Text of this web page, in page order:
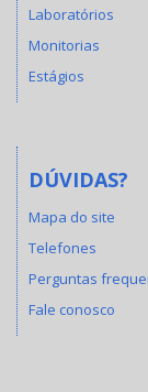
Laboratórios
Monitorias
Estágios
DÚVIDAS?
Mapa do site
Telefones
Perguntas
Fale conosco